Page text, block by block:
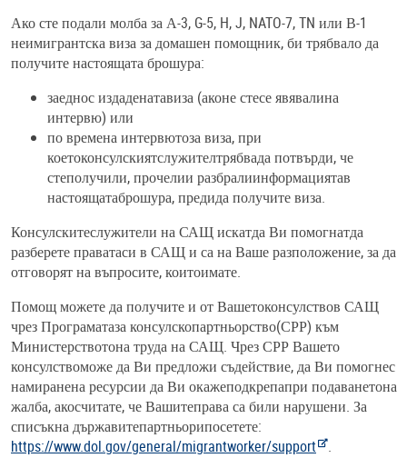
Ако сте подали молба за А-3, G-5, H, J, NATO-7, TN или В-1
неимигрантска виза за домашен помощник, би трябвало да
получите настоящата брошура:
заеднос издаденатавиза (аконе стесе явявалина
интервю) или
по времена интервютоза виза, при
коетоконсулскиятслужителтрябвада потвърди, че
степолучили, прочелии разбралиинформациятав
настоящатаброшура, предида получите виза.
Консулскитеслужители на САЩ искатда Ви помогнатда
разберете праватаси в САЩ и са на Ваше разположение, за да
отговорят на въпросите, коитоимате.
Помощ можете да получите и от Вашетоконсулствов САЩ
чрез Програматаза консулскопартньорство(СРР) към
Министерствотона труда на САЩ. Чрез СРР Вашето
консулствоможе да Ви предложи съдействие, да Ви помогнес
намиранена ресурсии да Ви окажеподкрепапри подаванетона
жалба, акосчитате, че Вашитеправа са били нарушени. За
списъкна държавитепартньорипосетете:
https://www.dol.gov/general/migrantworker/support .